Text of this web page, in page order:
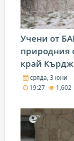
Учени от
природния
край
сряда, 3 юни
19:27
1,602